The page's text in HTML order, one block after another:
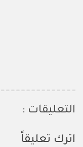
التعليقات :
اترك تعليقاً